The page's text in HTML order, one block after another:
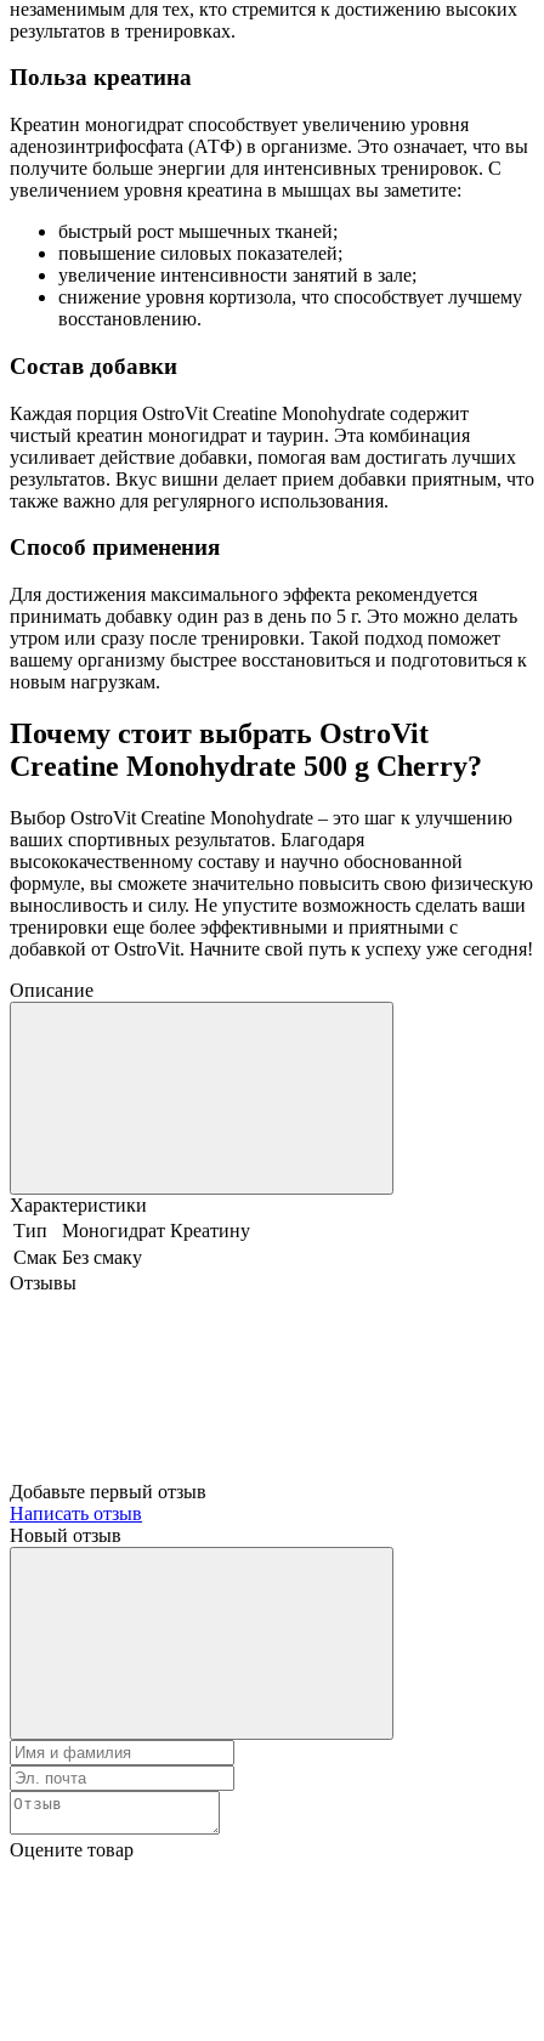
незаменимым для тех, кто стремится к достижению высоких
результатов в тренировках.
Польза креатина
Креатин моногидрат способствует увеличению уровня
аденозинтрифосфата (АТФ) в организме. Это означает, что вы
получите больше энергии для интенсивных тренировок. С
увеличением уровня креатина в мышцах вы заметите:
быстрый рост мышечных тканей;
повышение силовых показателей;
увеличение интенсивности занятий в зале;
снижение уровня кортизола, что способствует лучшему
восстановлению.
Состав добавки
Каждая порция OstroVit Creatine Monohydrate содержит
чистый креатин моногидрат и таурин. Эта комбинация
усиливает действие добавки, помогая вам достигать лучших
результатов. Вкус вишни делает прием добавки приятным, что
также важно для регулярного использования.
Способ применения
Для достижения максимального эффекта рекомендуется
принимать добавку один раз в день по 5 г. Это можно делать
утром или сразу после тренировки. Такой подход поможет
вашему организму быстрее восстановиться и подготовиться к
новым нагрузкам.
Почему стоит выбрать OstroVit
Creatine Monohydrate 500 g Cherry?
Выбор OstroVit Creatine Monohydrate – это шаг к улучшению
ваших спортивных результатов. Благодаря
высококачественному составу и научно обоснованной
формуле, вы сможете значительно повысить свою физическую
выносливость и силу. Не упустите возможность сделать ваши
тренировки еще более эффективными и приятными с
добавкой от OstroVit. Начните свой путь к успеху уже сегодня!
Описание
Характеристики
Тип
Моногидрат Креатину
Смак Без смаку
Отзывы
Добавьте первый отзыв
Написать отзыв
Новый отзыв
Оцените товар